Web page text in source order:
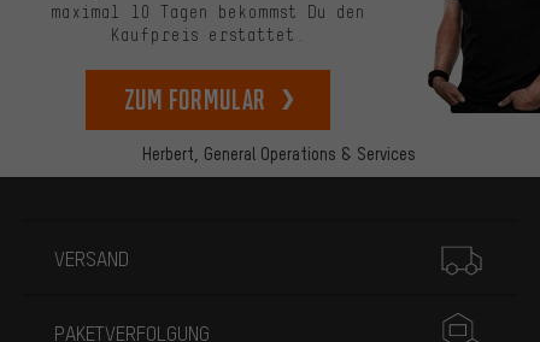
Herbert, General Operations & Services
maximal 10 Tagen bekommst Du den
Kaufpreis erstattet.
zum Formular
VERSAND
PAKETVERFOLGUNG